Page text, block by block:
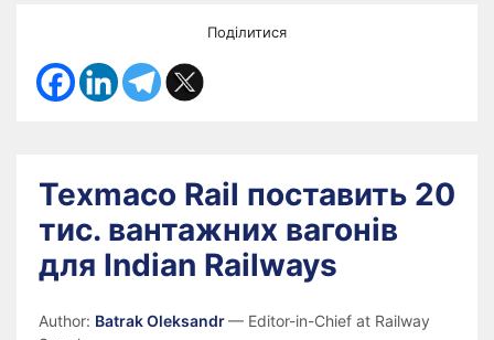
Поділитися
Texmaco Rail поставить 20
тис. вантажних вагонів
для Indian Railways
Author: Batrak Oleksandr— Editor-in-Chief at Railway